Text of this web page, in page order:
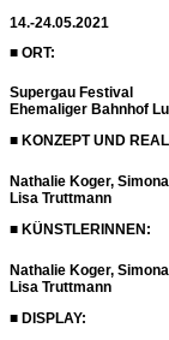
14.-24.05.2021
■ ORT:
Supergau Festival
Ehemaliger Bahnhof
■ KONZEPT UND
Nathalie Koger,
Lisa Truttmann
■ KÜNSTLERINNEN:
Nathalie Koger,
Lisa Truttmann
■ DISPLAY: